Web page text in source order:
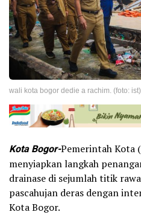
wali kota bogor dedie a rachim. (foto: ist)
Kota Bogor-Pemerintah Kota
menyiapkan langkah
drainase di sejumlah titik
pascahujan deras dengan
Kota Bogor.